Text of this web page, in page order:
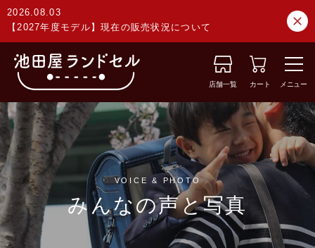
2026.08.03
【2027年度モデル】現在の販売状況について
店舗一覧 カート メニュー
VOICE & PHOTO
みんなの声と写真